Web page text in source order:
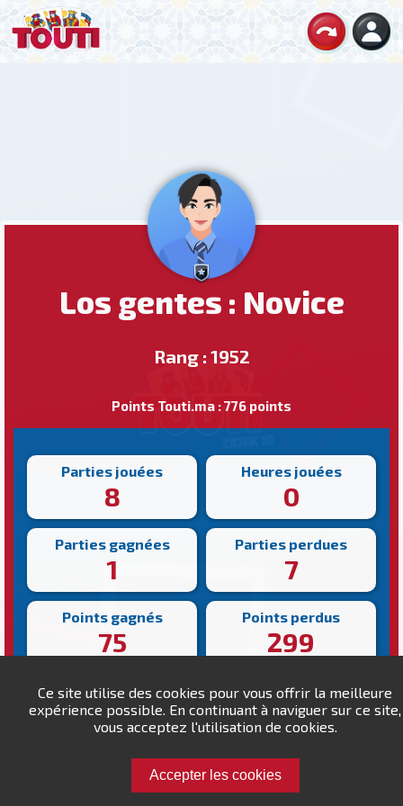
Ce site utilise des cookies pour vous offrir la meilleure
expérience possible. En continuant à naviguer sur ce site,
vous acceptez l'utilisation de cookies.
Accepter les cookies
Los gentes : Novice
Rang : 1952
Points Touti.ma : 776 points
Parties jouées
8
Heures jouées
0
Parties gagnées
1
Parties perdues
7
Points gagnés
75
Points perdus
299
Victoire la plus rapide
314s
Victoire la plus lente
314s
Défiez Los gentes !